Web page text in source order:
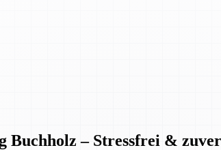
Buchholz – Stressfrei &